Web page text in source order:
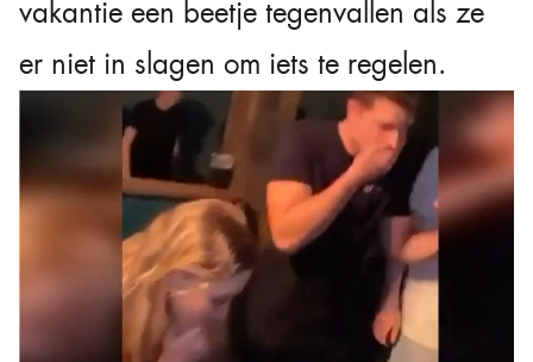
vakantie een beetje tegenvallen als ze
er niet in slagen om iets te regelen.